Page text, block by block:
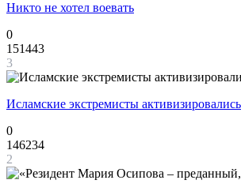
Никто не хотел воевать
0
151443
3
Исламские экстремисты
0
146234
2